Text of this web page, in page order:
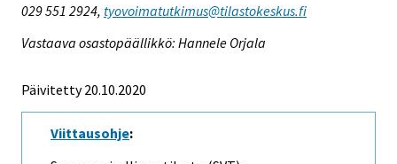
029 551 2924, tyovoimatutkimus@tilastokeskus.fi
Vastaava osastopäällikkö: Hannele Orjala
Päivitetty 20.10.2020
Viittausohje: